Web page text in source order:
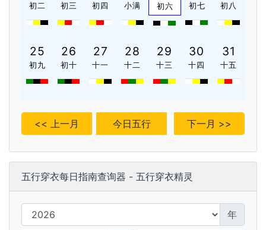
初二 初三 初四 小满 初六 初七 初八
25
初九
26
初十
27
十一
28
十二
29
十三
30
十四
31
十五
<< 上一月 今日五行 下一月 >>
五行穿衣每日指南查询器 - 五行穿衣精灵
年